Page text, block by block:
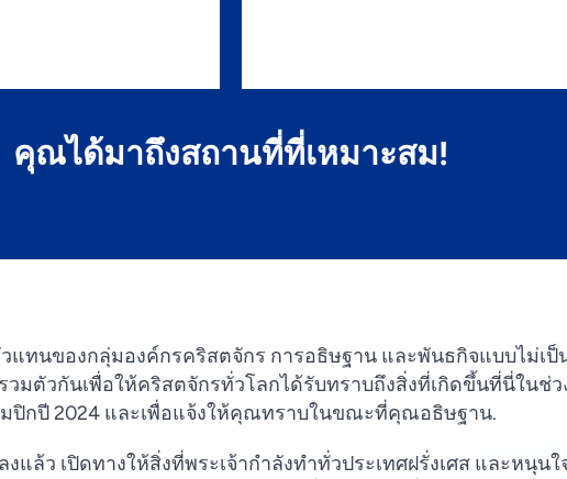
คุณได้มาถึงสถานที่ที่เหมาะสม!
วแทนของกลุ่มองค์กรคริสตจักร การอธิษฐาน และพันธกิจแบบไม่เป็
วมตัวกันเพื่อให้คริสตจักรทั่วโลกได้รับทราบถึงสิ่งที่เกิดขึ้นที่นี่ในช่
ปิกปี 2024 และเพื่อแจ้งให้คุณทราบในขณะที่คุณอธิษฐาน.
งแล้ว เปิดทางให้สิ่งที่พระเจ้ากำลังทำทั่วประเทศฝรั่งเศส และหนุน